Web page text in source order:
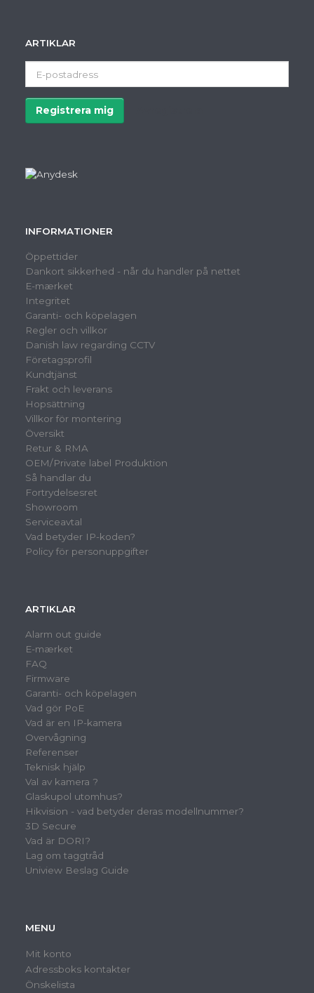
ARTIKLAR
postadress
Registrera mig
INFORMATIONER
Öppettider
Dankort sikkerhed - når du handler på nettet
E-mærket
Integritet
Garanti- och köpelagen
Regler och villkor
Danish law regarding CCTV
Företagsprofil
Kundtjänst
Frakt och leverans
Hopsättning
Villkor för montering
Översikt
Retur & RMA
OEM/Private label Produktion
Så handlar du
Fortrydelsesret
Showroom
Serviceavtal
Vad betyder IP-koden?
Policy för personuppgifter
ARTIKLAR
Alarm out guide
E-mærket
FAQ
Firmware
Garanti- och köpelagen
Vad gör PoE
Vad är en IP-kamera
Overvågning
Referenser
Teknisk hjälp
Val av kamera ?
Glaskupol utomhus?
Hikvision - vad betyder deras modellnummer?
3D Secure
Vad är DORI?
Lag om taggtråd
Uniview Beslag Guide
MENU
Mit konto
Adressboks kontakter
Önskelista